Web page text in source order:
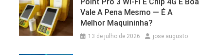
Vale A Pena Mesmo — É A
Melhor Maquininha?
13 de julho de 2026 jose augusto